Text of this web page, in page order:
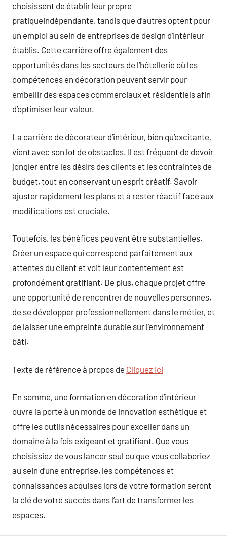
choisissent de établir leur propre
pratiqueindépendante, tandis que d’autres optent pour
un emploi au sein de entreprises de design d’intérieur
établis. Cette carrière offre également des
opportunités dans les secteurs de l’hôtellerie où les
compétences en décoration peuvent servir pour
embellir des espaces commerciaux et résidentiels afin
d’optimiser leur valeur.
La carrière de décorateur d’intérieur, bien qu’excitante,
vient avec son lot de obstacles. Il est fréquent de devoir
jongler entre les désirs des clients et les contraintes de
budget, tout en conservant un esprit créatif. Savoir
ajuster rapidement les plans et à rester réactif face aux
modifications est cruciale.
Toutefois, les bénéfices peuvent être substantielles.
Créer un espace qui correspond parfaitement aux
attentes du client et voit leur contentement est
profondément gratifiant. De plus, chaque projet offre
une opportunité de rencontrer de nouvelles personnes,
de se développer professionnellement dans le métier, et
de laisser une empreinte durable sur l’environnement
bâti.
Texte de référence à propos de Cliquez ici
En somme, une formation en décoration d’intérieur
ouvre la porte à un monde de innovation esthétique et
offre les outils nécessaires pour exceller dans un
domaine à la fois exigeant et gratifiant. Que vous
choisissiez de vous lancer seul ou que vous collaboriez
au sein d’une entreprise, les compétences et
connaissances acquises lors de votre formation seront
la clé de votre succès dans l’art de transformer les
espaces.